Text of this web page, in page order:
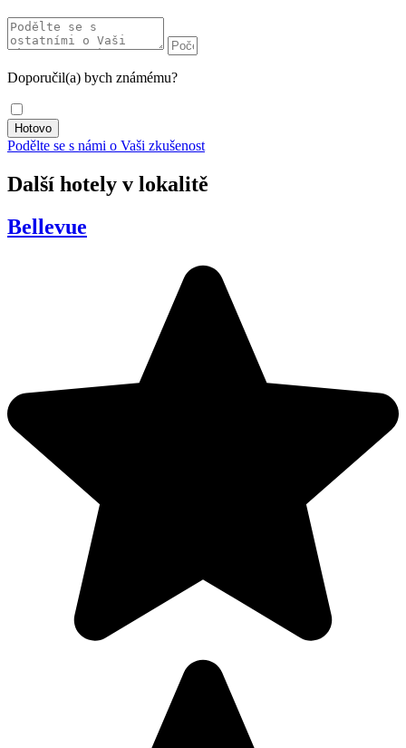
Doporučil(a) bych známému?
Podělte se s námi o Vaši zkušenost
Další hotely v lokalitě
Bellevue